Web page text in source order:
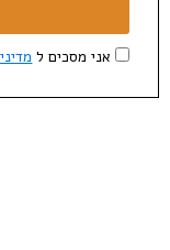
אני מסכים ל